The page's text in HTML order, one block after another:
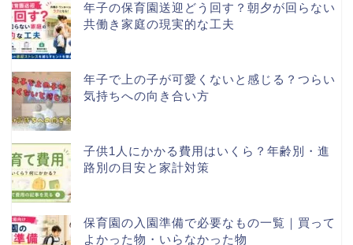
年子の保育園送迎どう回す？朝夕が回らない
共働き家庭の現実的な工夫
年子で上の子が可愛くないと感じる？つらい
気持ちへの向き合い方
子供1人にかかる費用はいくら？年齢別・進
路別の目安と家計対策
保育園の入園準備で必要なもの一覧｜買って
よかった物・いらなかった物